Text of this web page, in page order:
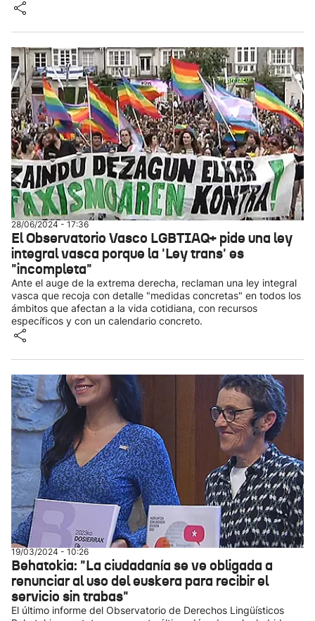
28/06/2024 - 17:36
El Observatorio Vasco LGBTIAQ+ pide una ley
integral vasca porque la 'Ley trans' es
"incompleta"
Ante el auge de la extrema derecha, reclaman una ley integral
vasca que recoja con detalle "medidas concretas" en todos los
ámbitos que afectan a la vida cotidiana, con recursos
específicos y con un calendario concreto.
19/03/2024 - 10:26
Behatokia: "La ciudadanía se ve obligada a
renunciar al uso del euskera para recibir el
servicio sin trabas"
El último informe del Observatorio de Derechos Lingüísticos